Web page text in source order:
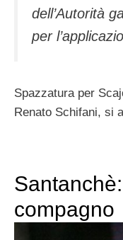
dell’Autorità
per
Spazzatura per
Renato Schifani, si
compagno